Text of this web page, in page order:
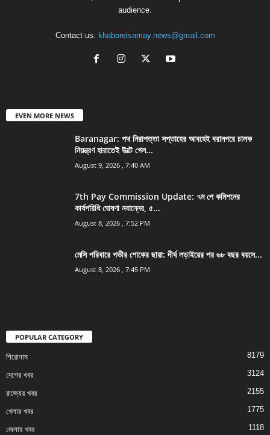
audience.
Contact us: khaboreisamay.news@gmail.com
EVEN MORE NEWS
Baranagar: পথ নিরাপত্তা সপ্তাহের আবহেই বরানগরে চালক
নিয়ন্ত্রণ হারাতেই উল্টে গেল...
August 9, 2026 , 7:40 AM
7th Pay Commission Update: ৭ম পে কমিশনের
কার্যপরিধি ঘোষণা নবান্নের, ৫...
August 8, 2026 , 7:52 PM
মেসি পরিবারে গভীর শোকের ছায়া: দীর্ঘ লড়াইয়ের পর ৬৮ বছর বয়সে...
August 8, 2026 , 7:45 PM
POPULAR CATEGORY
শিরোনাম 8179
দেশের খবর 3124
রাজ্যের খবর 2155
খেলার খবর 1775
জেলার খবর 1118